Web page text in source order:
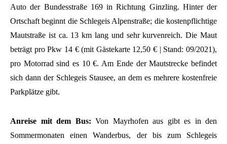
Auto der Bundesstraße 169 in Richtung Ginzling. Hinter der
Ortschaft beginnt die Schlegeis Alpenstraße; die kostenpflichtige
Mautstraße ist ca. 13 km lang und sehr kurvenreich. Die Maut
beträgt pro Pkw 14 € (mit Gästekarte 12,50 € | Stand: 09/2021),
pro Motorrad sind es 10 €. Am Ende der Mautstrecke befindet
sich dann der Schlegeis Stausee, an dem es mehrere kostenfreie
Parkplätze gibt.
Anreise mit dem Bus: Von Mayrhofen aus gibt es in den
Sommermonaten einen Wanderbus, der bis zum Schlegeis